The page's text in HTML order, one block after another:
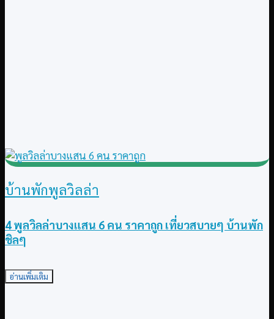
บ้านพักพูลวิลล่า
4 พูลวิลล่าบางแสน 6 คน ราคาถูก เที่ยวสบายๆ บ้านพัก
ชิลๆ
อ่านเพิ่มเติม